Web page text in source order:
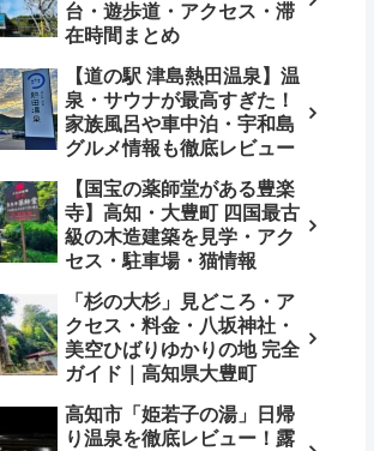
台・遊歩道・アクセス・滞
在時間まとめ
【道の駅 津島熱田温泉】温
泉・サウナが最高すぎた！
家族風呂や車中泊・宇和島
グルメ情報も徹底レビュー
【国宝の薬師堂がある豊楽
寺】高知・大豊町 四国最古
級の木造建築を見学・アク
セス・駐車場・猫情報
「杉の大杉」見どころ・ア
クセス・料金・八坂神社・
美空ひばりゆかりの地 完全
ガイド｜高知県大豊町
高知市「姫若子の湯」日帰
り温泉を徹底レビュー！露